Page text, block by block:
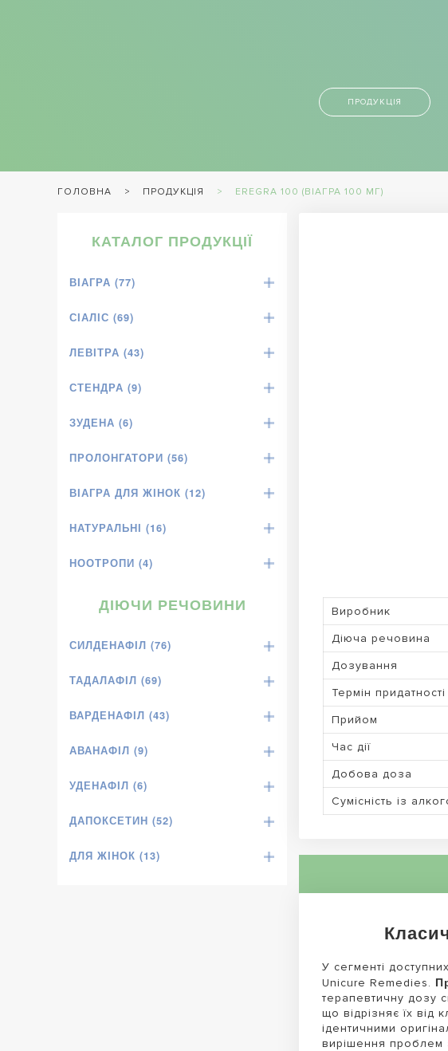
ПРОДУКЦІЯ
ГОЛОВНА ПРОДУКЦІЯ EREGRA 100 (ВІАГРА 100 МГ)
КАТАЛОГ ПРОДУКЦІЇ
ВІАГРА (77)
СІАЛІС (69)
ЛЕВІТРА (43)
СТЕНДРА (9)
ЗУДЕНА (6)
ПРОЛОНГАТОРИ (56)
ВІАГРА ДЛЯ ЖІНОК (12)
НАТУРАЛЬНІ (16)
НООТРОПИ (4)
ДІЮЧИ РЕЧОВИНИ
СИЛДЕНАФІЛ (76)
ТАДАЛАФІЛ (69)
ВАРДЕНАФІЛ (43)
АВАНАФІЛ (9)
УДЕНАФІЛ (6)
ДАПОКСЕТИН (52)
ДЛЯ ЖІНОК (13)
Виробник
Діюча речовина
Дозування
Термін придатності
Прийом
Час дії
Добова доза
Сумісність із
У сегменті
Unicure Remedies.
терапевтичну дозу
що відрізняє їх від
ідентичними
вирішення проблем